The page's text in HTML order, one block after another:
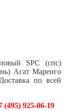
SPC (спс)
Агат Маренго
по всей
925-06-19